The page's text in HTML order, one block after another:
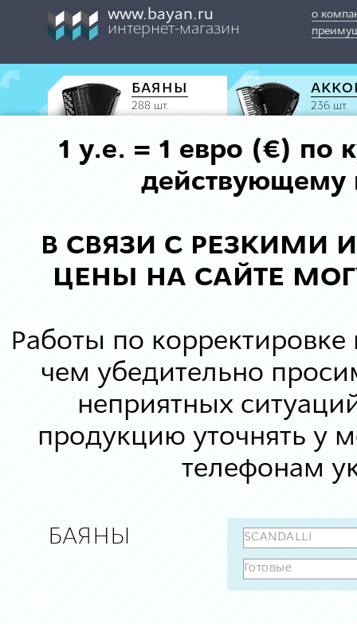
www.bayan.ru
интернет-магазин
о
БАЯНЫ
288 шт. 236 шт.
1 у.е. = 1 евро (€) по
действующему
В СВЯЗИ С РЕЗКИМИ
ЦЕНЫ НА САЙТЕ
Работы по корректировке
чем убедительно
неприятных
продукцию уточнять у
телефонам
БАЯНЫ